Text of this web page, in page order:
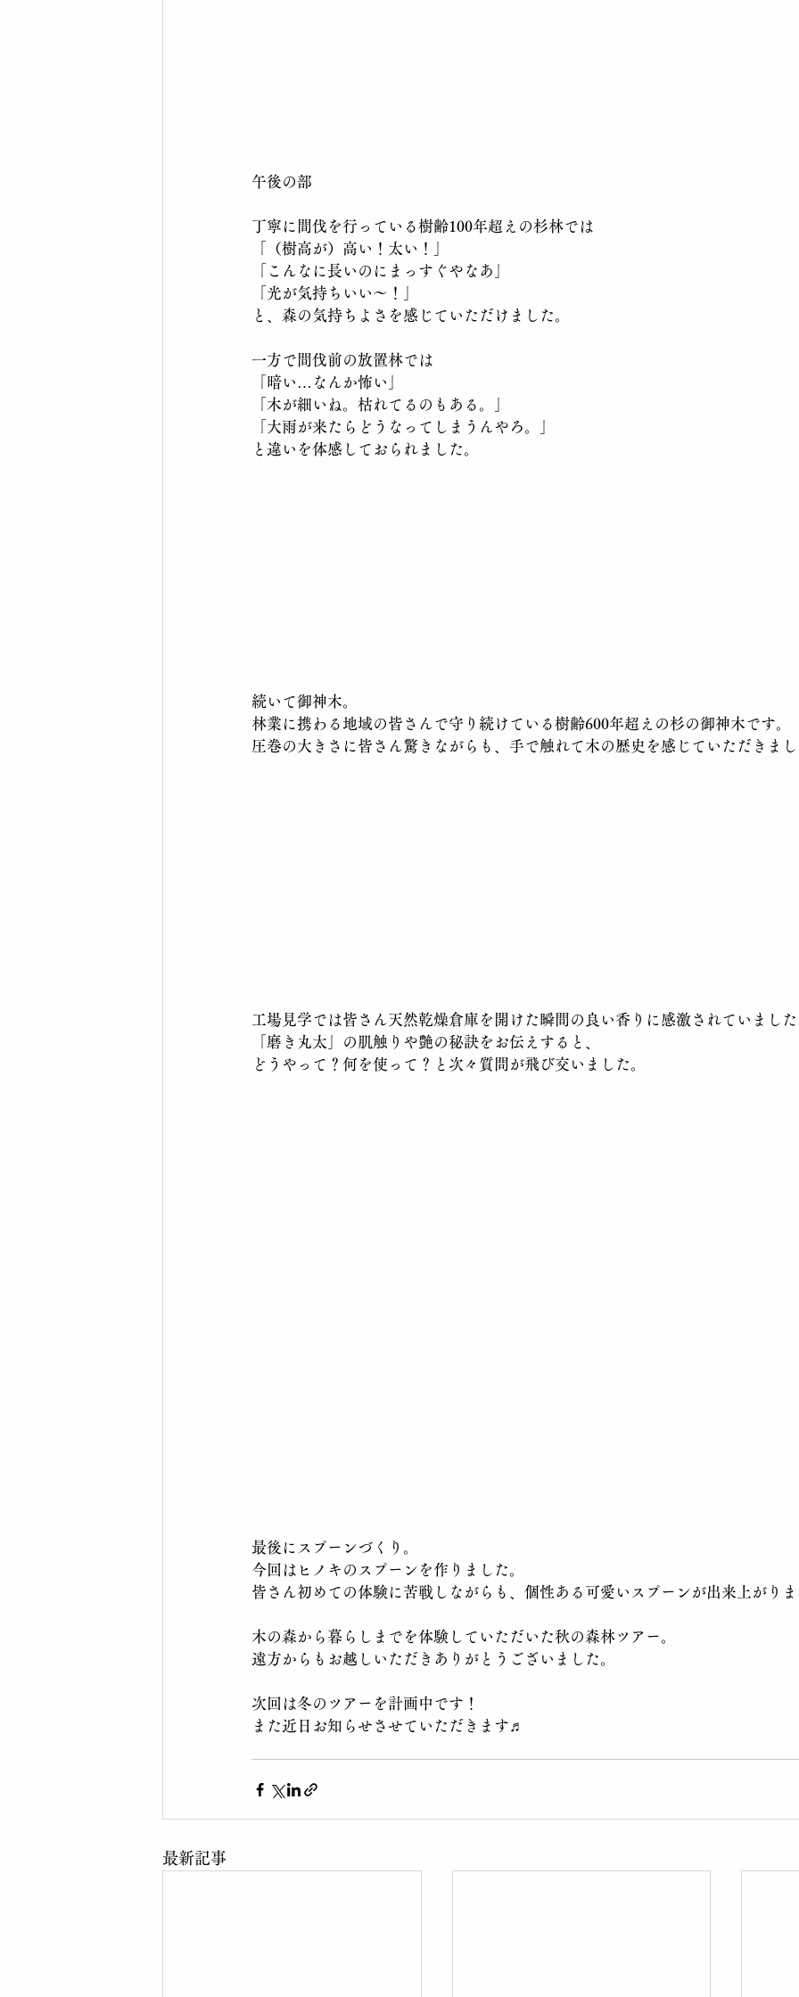
午後の部
丁寧に間伐を行っている樹齢100年超えの杉林では
「（樹高が）高い！太い！」
「こんなに長いのにまっすぐやなあ」
「光が気持ちいい～！」
と、森の気持ちよさを感じていただけました。
一方で間伐前の放置林では
「暗い…なんか怖い」
「木が細いね。枯れてるのもある。」
「大雨が来たらどうなってしまうんやろ。」
と違いを体感しておられました。
続いて御神木。
林業に携わる地域の皆さんで守り続けている樹齢600年超えの杉の御神木です。
圧巻の大きさに皆さん驚きながらも、手で触れて木の歴史を感じていただきま
工場見学では皆さん天然乾燥倉庫を開けた瞬間の良い香りに感激されていまし
「磨き丸太」の肌触りや艶の秘訣をお伝えすると、
どうやって？何を使って？と次々質問が飛び交いました。
最後にスプーンづくり。
今回はヒノキのスプーンを作りました。
皆さん初めての体験に苦戦しながらも、個性ある可愛いスプーンが出来上がり
木の森から暮らしまでを体験していただいた秋の森林ツアー。
遠方からもお越しいただきありがとうございました。
次回は冬のツアーを計画中です！
また近日お知らせさせていただきます♬
最新記事